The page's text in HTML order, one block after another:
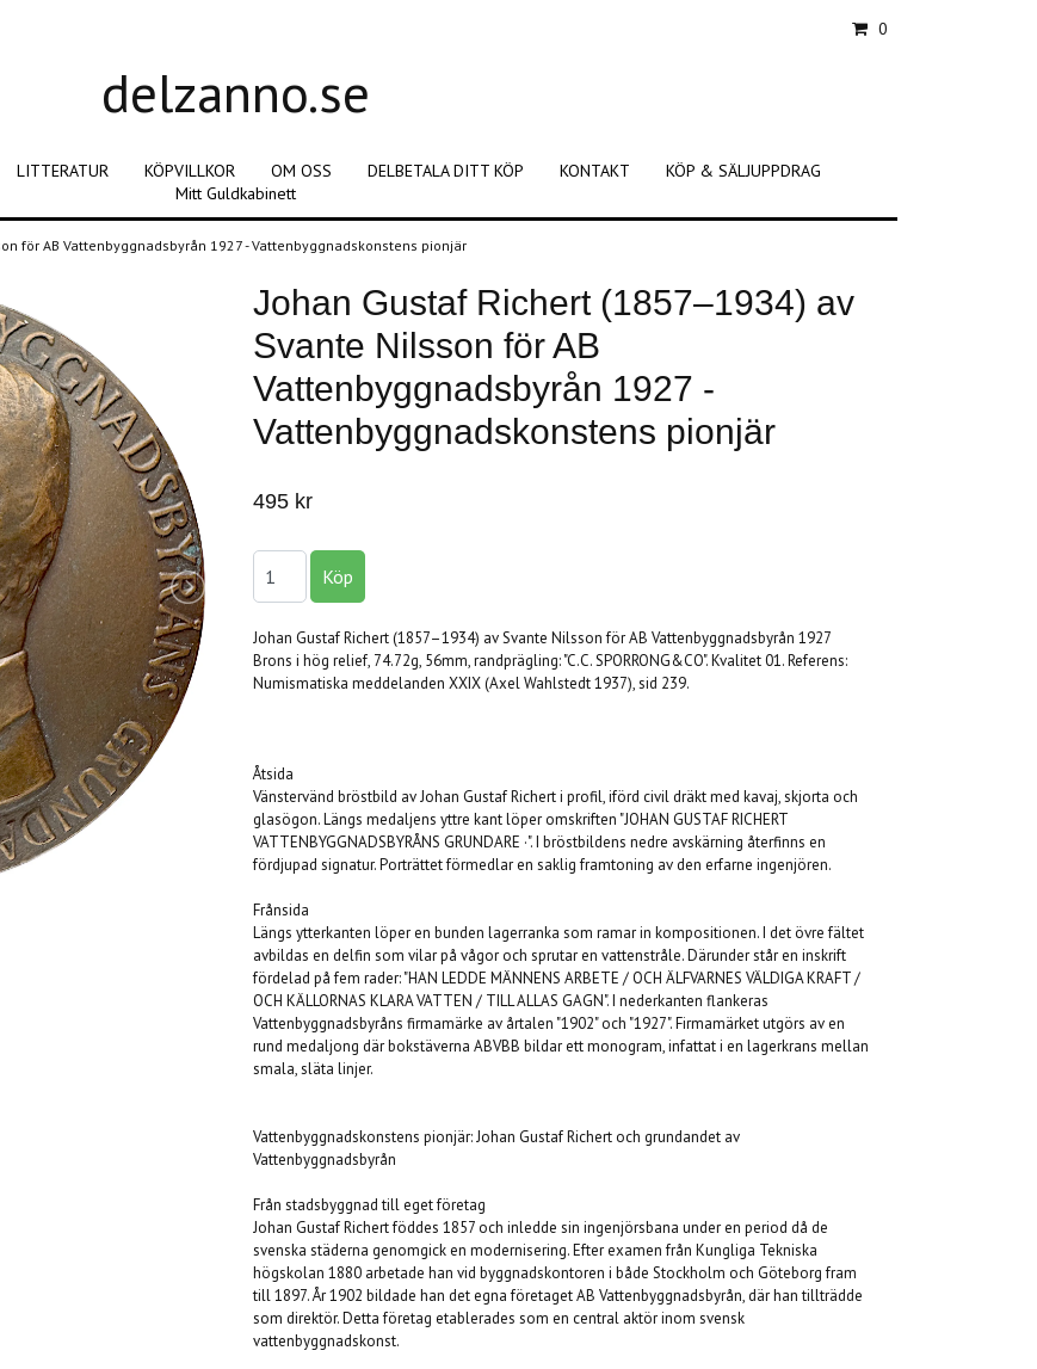
0
delzanno.se
LITTERATUR KÖPVILLKOR OM OSS DELBETALA DITT KÖP KONTAKT
KÖP & SÄLJUPPDRAG
Mitt Guldkabinett
för AB Vattenbyggnadsbyrån 1927 - Vattenbyggnadskonstens pionjär
Johan Gustaf Richert (1857–1934) av
Svante Nilsson för AB
Vattenbyggnadsbyrån 1927 -
Vattenbyggnadskonstens pionjär
495 kr
Johan Gustaf Richert (1857–1934) av Svante Nilsson för AB Vattenbyggnadsbyrån 1927
Brons i hög relief, 74.72g, 56mm, randprägling: "C.C. SPORRONG&CO". Kvalitet 01. Referens:
Numismatiska meddelanden XXIX (Axel Wahlstedt 1937), sid 239.
Åtsida
Vänstervänd bröstbild av Johan Gustaf Richert i profil, iförd civil dräkt med kavaj, skjorta och
glasögon. Längs medaljens yttre kant löper omskriften "JOHAN GUSTAF RICHERT
VATTENBYGGNADSBYRÅNS GRUNDARE ·". I bröstbildens nedre avskärning återfinns en
fördjupad signatur. Porträttet förmedlar en saklig framtoning av den erfarne ingenjören.
Frånsida
Längs ytterkanten löper en bunden lagerranka som ramar in kompositionen. I det övre fältet
avbildas en delfin som vilar på vågor och sprutar en vattenstråle. Därunder står en inskrift
fördelad på fem rader: "HAN LEDDE MÄNNENS ARBETE / OCH ÄLFVARNES VÄLDIGA KRAFT /
OCH KÄLLORNAS KLARA VATTEN / TILL ALLAS GAGN". I nederkanten flankeras
Vattenbyggnadsbyråns firmamärke av årtalen "1902" och "1927". Firmamärket utgörs av en
rund medaljong där bokstäverna ABVBB bildar ett monogram, infattat i en lagerkrans mellan
smala, släta linjer.
Vattenbyggnadskonstens pionjär: Johan Gustaf Richert och grundandet av
Vattenbyggnadsbyrån
Från stadsbyggnad till eget företag
Johan Gustaf Richert föddes 1857 och inledde sin ingenjörsbana under en period då de
svenska städerna genomgick en modernisering. Efter examen från Kungliga Tekniska
högskolan 1880 arbetade han vid byggnadskontoren i både Stockholm och Göteborg fram
till 1897. År 1902 bildade han det egna företaget AB Vattenbyggnadsbyrån, där han tillträdde
som direktör. Detta företag etablerades som en central aktör inom svensk
vattenbyggnadskonst.